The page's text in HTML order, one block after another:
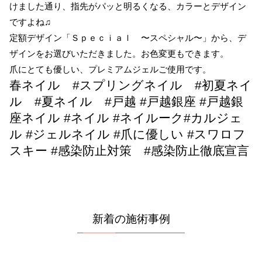
けました通り、指先がパッと明るくなる、カラーとデザイン
ですよね♫
定額デザイン「Ｓｐｅｃｉａｌ 〜スペシャル〜」から、デ
ザインをお選びいただきました。お色変更もできます。
爪にとても優しい、プレミアムジェルご使用です。
春ネイル #スプリングネイル #初夏ネイ
ル #夏ネイル #戸越 #戸越銀座 #戸越銀
座ネイル #ネイル #ネイルーク#カルジェ
ル #ジェルネイル #爪に優しい #スワロフ
スキー #感染防止対策 #感染防止徹底宣言
新着の施術事例